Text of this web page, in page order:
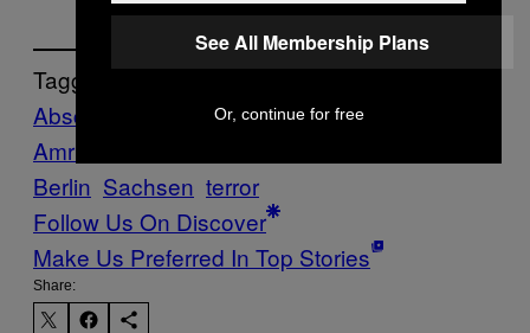
Tagged:
Abschiebung
Anis
Amri
Berlin Sachsen terror
Follow Us On Discover
Make Us Preferred In Top Stories
Share:
See All Membership Plans
Or, continue for free